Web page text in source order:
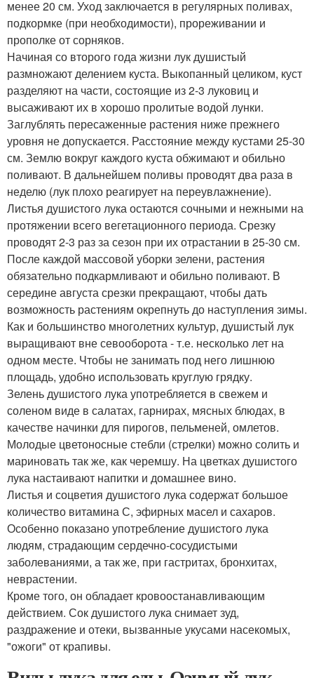
менее 20 см. Уход заключается в регулярных поливах,
подкормке (при необходимости), прореживании и
прополке от сорняков.
Начиная со второго года жизни лук душистый
размножают делением куста. Выкопанный целиком, куст
разделяют на части, состоящие из 2-3 луковиц и
высаживают их в хорошо пролитые водой лунки.
Заглублять пересаженные растения ниже прежнего
уровня не допускается. Расстояние между кустами 25-30
см. Землю вокруг каждого куста обжимают и обильно
поливают. В дальнейшем поливы проводят два раза в
неделю (лук плохо реагирует на переувлажнение).
Листья душистого лука остаются сочными и нежными на
протяжении всего вегетационного периода. Срезку
проводят 2-3 раз за сезон при их отрастании в 25-30 см.
После каждой массовой уборки зелени, растения
обязательно подкармливают и обильно поливают. В
середине августа срезки прекращают, чтобы дать
возможность растениям окрепнуть до наступления зимы.
Как и большинство многолетних культур, душистый лук
выращивают вне севооборота - т.е. несколько лет на
одном месте. Чтобы не занимать под него лишнюю
площадь, удобно использовать круглую грядку.
Зелень душистого лука употребляется в свежем и
соленом виде в салатах, гарнирах, мясных блюдах, в
качестве начинки для пирогов, пельменей, омлетов.
Молодые цветоносные стебли (стрелки) можно солить и
мариновать так же, как черемшу. На цветках душистого
лука настаивают напитки и домашнее вино.
Листья и соцветия душистого лука содержат большое
количество витамина С, эфирных масел и сахаров.
Особенно показано употребление душистого лука
людям, страдающим сердечно-сосудистыми
заболеваниями, а так же, при гастритах, бронхитах,
неврастении.
Кроме того, он обладает кровоостанавливающим
действием. Сок душистого лука снимает зуд,
раздражение и отеки, вызванные укусами насекомых,
"ожоги" от крапивы.